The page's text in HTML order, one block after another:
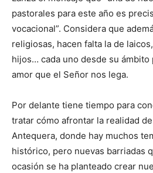
pastorales para este año es
vocacional”. Considera que
religiosas, hacen falta la de
hijos… cada uno desde su
amor que el Señor nos lega.
Por delante tiene tiempo para
tratar cómo afrontar la realidad
Antequera, donde hay muchos
histórico, pero nuevas barriadas
ocasión se ha planteado crear